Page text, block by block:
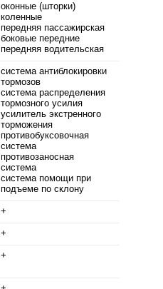
оконные (шторки)
коленные
передняя пассажирская
боковые передние
передняя водительская
система антиблокировки
тормозов
система распределения
тормозного усилия
усилитель экстренного
торможения
противобуксовочная
система
противозаносная
система
система помощи при
подъеме по склону
+
+
+